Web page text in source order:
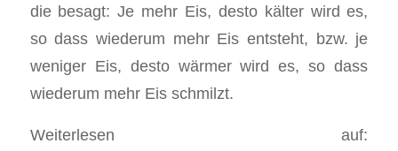
die besagt: Je mehr Eis, desto kälter wird es,
so dass wiederum mehr Eis entsteht, bzw. je
weniger Eis, desto wärmer wird es, so dass
wiederum mehr Eis schmilzt.
Weiterlesen auf: